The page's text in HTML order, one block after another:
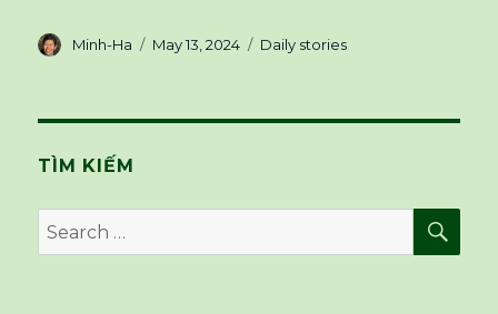
Author
Minh-Ha
Posted
May 13, 2024 Categories
Daily stories
TÌM KIẾM
Search
for: